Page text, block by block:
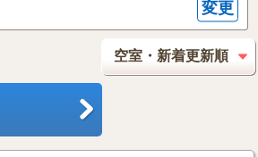
変更